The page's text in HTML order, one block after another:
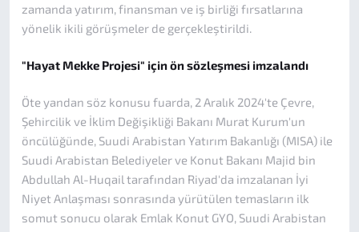
zamanda yatırım, finansman ve iş birliği fırsatlarına
yönelik ikili görüşmeler de gerçekleştirildi.
"Hayat Mekke Projesi" için ön sözleşmesi imzalandı
Öte yandan söz konusu fuarda, 2 Aralık 2024'te Çevre,
Şehircilik ve İklim Değişikliği Bakanı Murat Kurum'un
öncülüğünde, Suudi Arabistan Yatırım Bakanlığı (MISA) ile
Suudi Arabistan Belediyeler ve Konut Bakanı Majid bin
Abdullah Al-Huqail tarafından Riyad'da imzalanan İyi
Niyet Anlaşması sonrasında yürütülen temasların ilk
somut sonucu olarak Emlak Konut GYO, Suudi Arabistan